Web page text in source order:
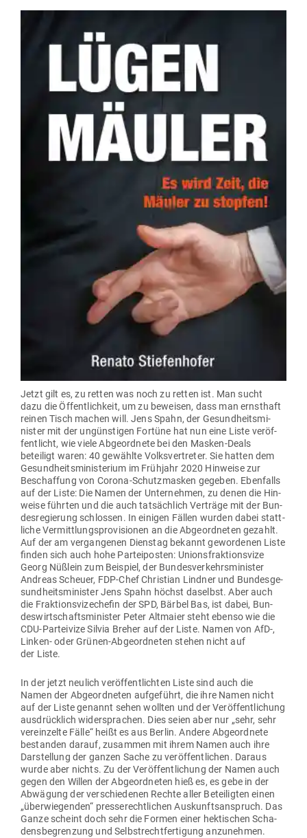
Jetzt gilt es, zu retten was noch zu retten ist. Man sucht
dazu die Öffent­lichkeit, um zu beweisen, dass man ernsthaft
reinen Tisch machen will. Jens Spahn, der Gesund­heits­mi­
nister mit der ungüns­tigen Fortüne hat nun eine Liste ver­öf­
fent­licht, wie viele Abge­ordnete bei den Masken-Deals
beteiligt waren: 40 gewählte Volks­ver­treter. Sie hatten dem
Gesund­heits­mi­nis­terium im Frühjahr 2020 Hin­weise zur
Beschaffung von Corona-Schutz­masken gegeben. Eben­falls
auf der Liste: Die Namen der Unter­nehmen, zu denen die Hin­
weise führten und die auch tat­sächlich Ver­träge mit der Bun­
des­re­gierung schlossen. In einigen Fällen wurden dabei statt­
liche Ver­mitt­lungs­pro­vi­sionen an die Abge­ord­neten gezahlt.
Auf der am ver­gan­genen Dienstag bekannt gewor­denen Liste
finden sich auch hohe Par­tei­posten: Uni­ons­frak­ti­onsvize
Georg Nüßlein zum Bei­spiel, der Bun­des­ver­kehrs­mi­nister
Andreas Scheuer, FDP-Chef Christian Lindner und Bun­des­ge­
sund­heits­mi­nister Jens Spahn höchst daselbst. Aber auch
die Frak­ti­ons­vi­ze­chefin der SPD, Bärbel Bas, ist dabei, Bun­
des­wirt­schafts­mi­nister Peter Alt­maier steht ebenso wie die
CDU-Par­teivize Silvia Breher auf der Liste. Namen von AfD‑,
Linken- oder Grünen-Abge­ord­neten stehen nicht auf
der Liste.
In der jetzt neulich ver­öf­fent­lichten Liste sind auch die
Namen der Abge­ord­neten auf­ge­führt, die ihre Namen nicht
auf der Liste genannt sehen wollten und der Ver­öf­fent­li­chung
aus­drücklich wider­sprachen. Dies seien aber nur „sehr, sehr
ver­ein­zelte Fälle“ heißt es aus Berlin. Andere Abge­ordnete
bestanden darauf, zusammen mit ihrem Namen auch ihre
Dar­stellung der ganzen Sache zu ver­öf­fent­lichen. Daraus
wurde aber nichts. Zu der Ver­öf­fent­li­chung der Namen auch
gegen den Willen der Abge­ord­neten hieß es, es gebe in der
Abwägung der ver­schie­denen Rechte aller Betei­ligten einen
„über­wie­genden“ pres­se­recht­lichen Aus­kunfts­an­spruch. Das
Ganze scheint doch sehr die Formen einer hek­ti­schen Scha­
dens­be­grenzung und Selbst­recht­fer­tigung anzunehmen.